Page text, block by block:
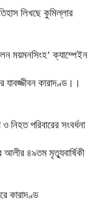
লিখছে কুমিল্লার
ময়মনসিংহ’ ক্যাম্পেইন
যাবজ্জীবন কারাদণ্ড।।
পরিবারের সংবর্ধনা
৪৯তম মৃত্যুবার্ষিকী
কারাদণ্ড